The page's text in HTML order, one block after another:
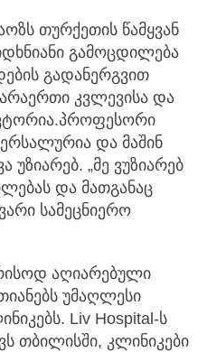
თურქეთის წამყვან
გამოცდილება
გადანერგვით
კვლევისა და
და მაშინ
უზიარებ. „მე ვუზიარებ
და მათგანაც
სამეცნიერო
აღიარებული
უმაღლესი
Liv Hospital-ს
თბილისში, კლინიკები